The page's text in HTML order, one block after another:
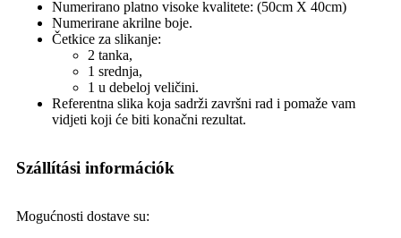
Numerirano platno visoke kvalitete: (50cm X 40cm)
Numerirane akrilne boje.
Četkice za slikanje:
2 tanka,
1 srednja,
1 u debeloj veličini.
Referentna slika koja sadrži završni rad i pomaže vam
vidjeti koji će biti konačni rezultat.
Szállítási információk
Mogućnosti dostave su: